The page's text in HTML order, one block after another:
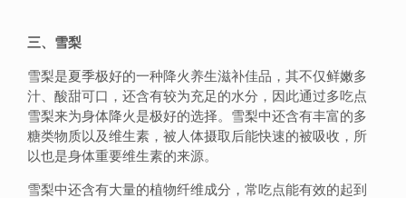
三、雪梨
雪梨是夏季极好的一种降火养生滋补佳品，其不仅鲜嫩多
汁、酸甜可口，还含有较为充足的水分，因此通过多吃点
雪梨来为身体降火是极好的选择。雪梨中还含有丰富的多
糖类物质以及维生素，被人体摄取后能快速的被吸收，所
以也是身体重要维生素的来源。
雪梨中还含有大量的植物纤维成分，常吃点能有效的起到